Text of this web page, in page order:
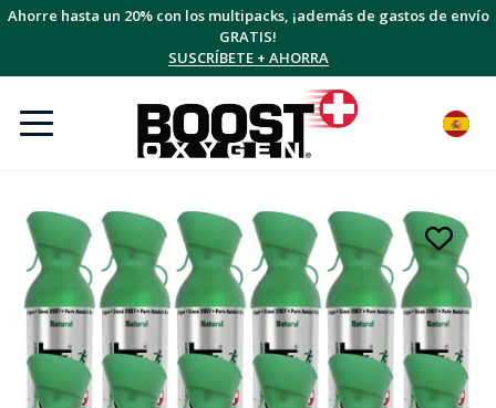
Ahorre hasta un 20% con los multipacks, ¡además de gastos de envío
GRATIS!
SUSCRÍBETE + AHORRA